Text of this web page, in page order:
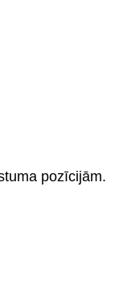
pozīcijām.